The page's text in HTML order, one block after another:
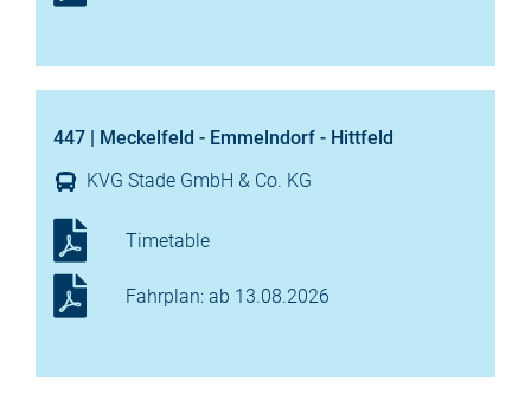
447 | Meckelfeld - Emmelndorf - Hittfeld
KVG Stade GmbH & Co. KG
Timetable
Fahrplan: ab 13.08.2026